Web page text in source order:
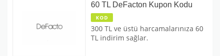
60 TL DeFacton Kupon Kodu
KOD
300 TL ve üstü harcamalarınıza 60
TL indirim sağlar.